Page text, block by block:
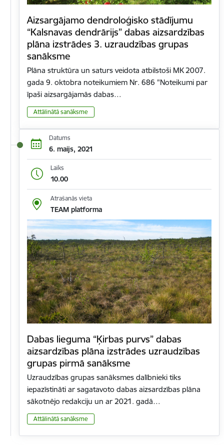
Aizsargājamo dendroloģisko stādījumu
“Kalsnavas dendrārijs” dabas aizsardzības
plāna izstrādes 3. uzraudzības grupas
sanāksme
Plāna struktūra un saturs veidota atbilstoši MK 2007.
gada 9. oktobra noteikumiem Nr. 686 "Noteikumi par
īpaši aizsargājamās dabas…
Attālinātā sanāksme
Datums
6. maijs, 2021
Laiks
10.00
Atrašanās vieta
TEAM platforma
Dabas lieguma “Ķirbas purvs” dabas
aizsardzības plāna izstrādes uzraudzības
grupas pirmā sanāksme
Uzraudzības grupas sanāksmes dalībnieki tiks
iepazīstināti ar sagatavoto dabas aizsardzības plāna
sākotnējo redakciju un ar 2021. gadā…
Attālinātā sanāksme